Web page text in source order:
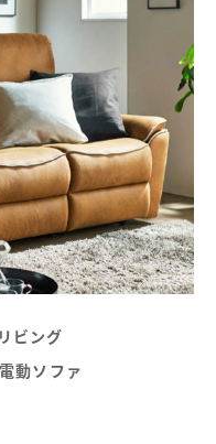
リビング
動ソファ